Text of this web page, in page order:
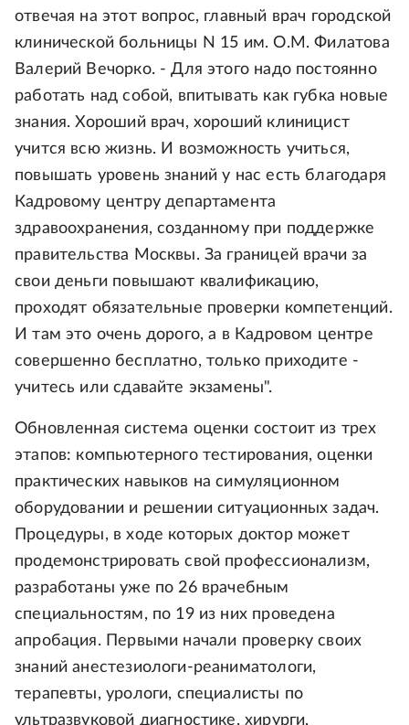
отвечая на этот вопрос, главный врач городской
клинической больницы N 15 им. О.М. Филатова
Валерий Вечорко. - Для этого надо постоянно
работать над собой, впитывать как губка новые
знания. Хороший врач, хороший клиницист
учится всю жизнь. И возможность учиться,
повышать уровень знаний у нас есть благодаря
Кадровому центру департамента
здравоохранения, созданному при поддержке
правительства Москвы. За границей врачи за
свои деньги повышают квалификацию,
проходят обязательные проверки компетенций.
И там это очень дорого, а в Кадровом центре
совершенно бесплатно, только приходите -
учитесь или сдавайте экзамены".
Обновленная система оценки состоит из трех
этапов: компьютерного тестирования, оценки
практических навыков на симуляционном
оборудовании и решении ситуационных задач.
Процедуры, в ходе которых доктор может
продемонстрировать свой профессионализм,
разработаны уже по 26 врачебным
специальностям, по 19 из них проведена
апробация. Первыми начали проверку своих
знаний анестезиологи-реаниматологи,
терапевты, урологи, специалисты по
ультразвуковой диагностике, хирурги,